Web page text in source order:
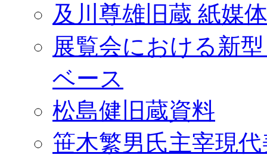
及川尊雄旧蔵 紙媒
展覧会における新
ベース
松島健旧蔵資料
笹木繁男氏主宰現